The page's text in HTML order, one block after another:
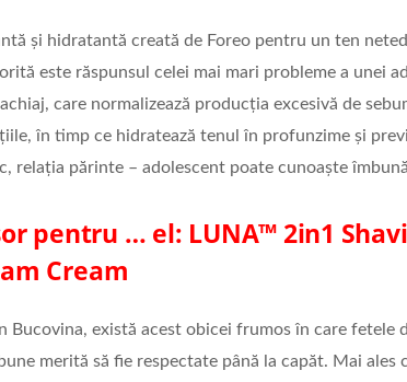
și hidratantă creată de Foreo pentru un ten
este răspunsul celei mai mari probleme a unei
care normalizează producția excesivă de
în timp ce hidratează tenul în profunzime și
relația părinte – adolescent poate cunoaște
pentru … el: LUNA™ 2in1
Cream
Bucovina, există acest obicei frumos în care fetele
merită să fie respectate până la capăt. Mai ales